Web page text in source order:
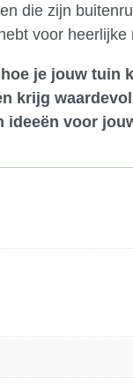
die zijn
voor heerlijke
je jouw tuin
krijg
ideeën voor